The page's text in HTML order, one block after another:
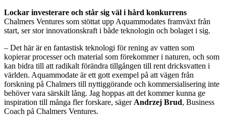
Lockar investerare och står sig väl i hård konkurrens
Chalmers Ventures som stöttat upp Aquammodates framväxt från
start, ser stor innovationskraft i både teknologin och bolaget i sig.
– Det här är en fantastisk teknologi för rening av vatten som
kopierar processer och material som förekommer i naturen, och som
kan bidra till att radikalt förändra tillgången till rent dricksvatten i
världen. Aquammodate är ett gott exempel på att vägen från
forskning på Chalmers till nyttiggörande och kommersialisering inte
behöver vara särskilt lång. Jag hoppas att det kommer kunna ge
inspiration till många fler forskare, säger Andrzej Brud, Business
Coach på Chalmers Ventures.